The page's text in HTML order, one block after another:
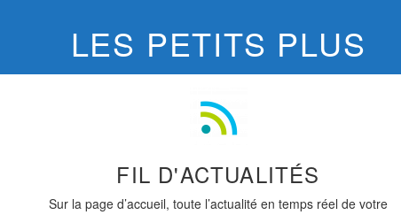
LES PETITS PLUS
FIL D'ACTUALITÉS
Sur la page d’accueil, toute l’actualité en temps réel de votre